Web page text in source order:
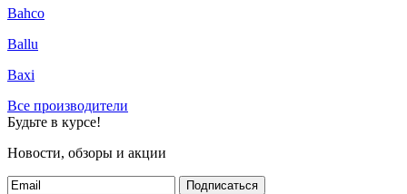
Bahco
Ballu
Baxi
Все производители
Будьте в курсе!
Новости, обзоры и акции
Подписаться